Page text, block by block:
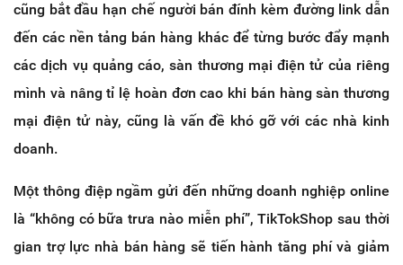
cũng bắt đầu hạn chế người bán đính kèm đường link dẫn
đến các nền tảng bán hàng khác để từng bước đẩy mạnh
các dịch vụ quảng cáo, sàn thương mại điện tử của riêng
mình và nâng tỉ lệ hoàn đơn cao khi bán hàng sàn thương
mại điện tử này, cũng là vấn đề khó gỡ với các nhà kinh
doanh.
Một thông điệp ngầm gửi đến những doanh nghiệp online
là “không có bữa trưa nào miễn phí”, TikTokShop sau thời
gian trợ lực nhà bán hàng sẽ tiến hành tăng phí và giảm